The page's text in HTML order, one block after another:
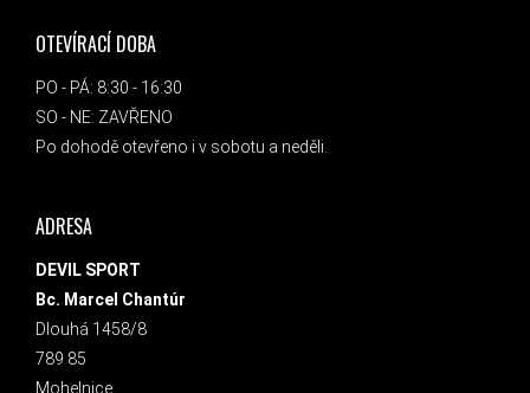
OTEVÍRACÍ DOBA
PO - PÁ: 8:30 - 16:30
SO - NE: ZAVŘENO
Po dohodě otevřeno i v sobotu a neděli.
ADRESA
DEVIL SPORT
Bc. Marcel Chantúr
Dlouhá 1458/8
789 85
Mohelnice